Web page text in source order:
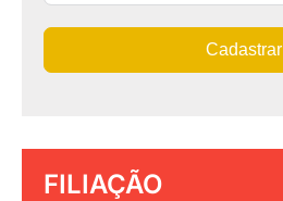
Cadastrar
FILIAÇÃO